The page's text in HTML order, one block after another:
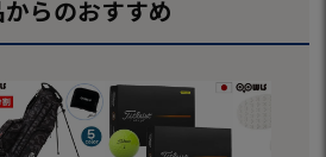
らのおすすめ